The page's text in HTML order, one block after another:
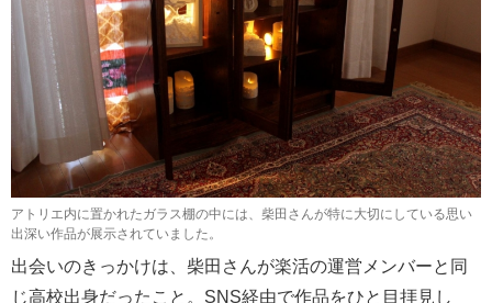
アトリエ内に置かれたガラス棚の中には、柴田さんが特に大切にしている思い
出深い作品が展示されていました。
出会いのきっかけは、柴田さんが楽活の運営メンバーと同
じ高校出身だったこと。SNS経由で作品をひと目拝見し